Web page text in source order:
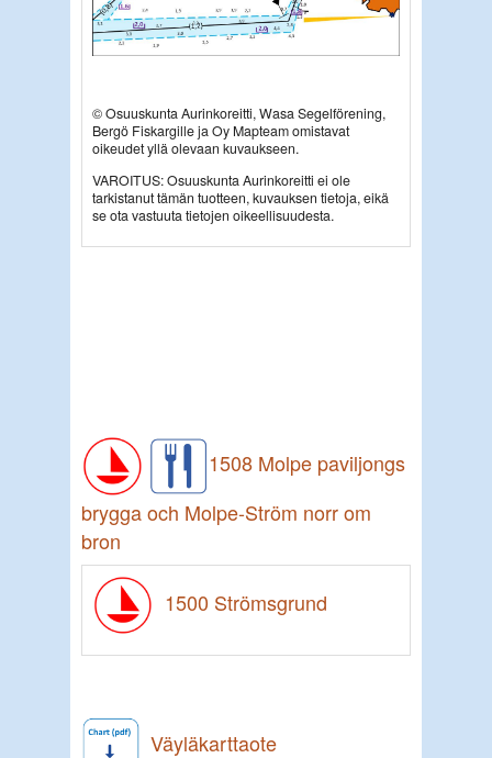
© Osuuskunta Aurinkoreitti, Wasa Segelförening,
Bergö Fiskargille ja Oy Mapteam omistavat
oikeudet yllä olevaan kuvaukseen.
VAROITUS: Osuuskunta Aurinkoreitti ei ole
tarkistanut tämän tuotteen, kuvauksen tietoja, eikä
se ota vastuuta tietojen oikeellisuudesta.
1508 Molpe paviljongs
brygga och Molpe-Ström norr om
bron
1500 Strömsgrund
Väyläkarttaote